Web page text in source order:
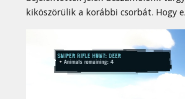
kiköszörülik a korábbi csorbát. Hogy